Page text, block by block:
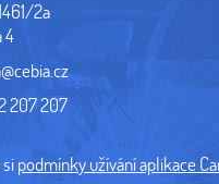
2a
4
207 207
podmínky užívání aplikace